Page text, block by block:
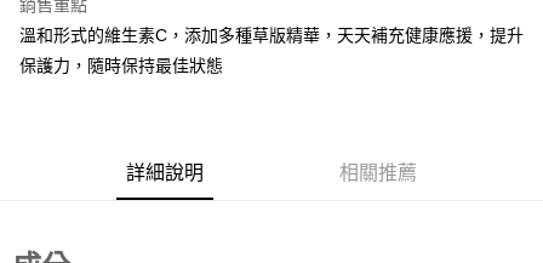
相關說明
1.本服務由台灣大哥大提供，台灣大哥大用戶可立即使用無須另外申請。
3.實際核准額度、可分期數及費用金額請依後續交易確認頁面所載為準。
4.訂單成立30分鐘內，如未前往確認交易或遇審核未通過，訂單將自動取
消。如遇「轉專審核」未通過狀況，表示未達大哥付你分期系統評分，恕無
【繳款方式說明】
AFTEE先享後付
銷售重點
溫和形式的維生素C，添加多種草版精華，天天補充健康應援，提升
保護力，隨時保持最佳狀態
詳細說明 相關推薦